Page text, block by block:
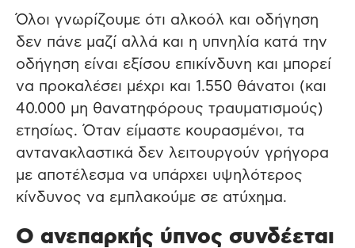
Όλοι γνωρίζουμε ότι αλκοόλ και οδήγηση
δεν πάνε μαζί αλλά και η υπνηλία κατά την
οδήγηση είναι εξίσου επικίνδυνη και μπορεί
να προκαλέσει μέχρι και 1.550 θάνατοι (και
40.000 μη θανατηφόρους τραυματισμούς)
ετησίως. Όταν είμαστε κουρασμένοι, τα
αντανακλαστικά δεν λειτουργούν γρήγορα
με αποτέλεσμα να υπάρχει υψηλότερος
κίνδυνος να εμπλακούμε σε ατύχημα.
Ο ανεπαρκής ύπνος συνδέεται